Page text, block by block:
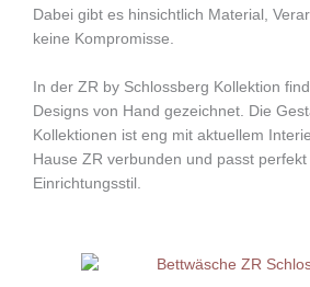
Dabei gibt es hinsichtlich Material,
keine Kompromisse.
In der ZR by Schlossberg Kollektion
Designs von Hand gezeichnet. Die
Kollektionen ist eng mit aktuellem
Hause ZR verbunden und passt
Einrichtungsstil.